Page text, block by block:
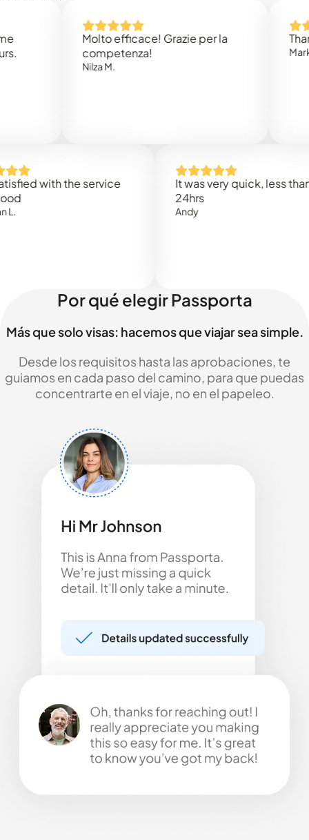
Molto efficace! Grazie per la
competenza!
Nilza M.
Thank
Mark N.
with the service
It was very quick, less than
Por qué elegir Passporta
Más que solo visas: hacemos que viajar sea simple.
Desde los requisitos hasta las aprobaciones, te
guiamos en cada paso del camino, para que puedas
concentrarte en el viaje, no en el papeleo.